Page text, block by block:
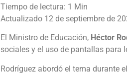
Actualizado 12 de septiembre de
El Ministro de Educación, Héctor
sociales y el uso de pantallas para
Rodríguez abordó el tema durante